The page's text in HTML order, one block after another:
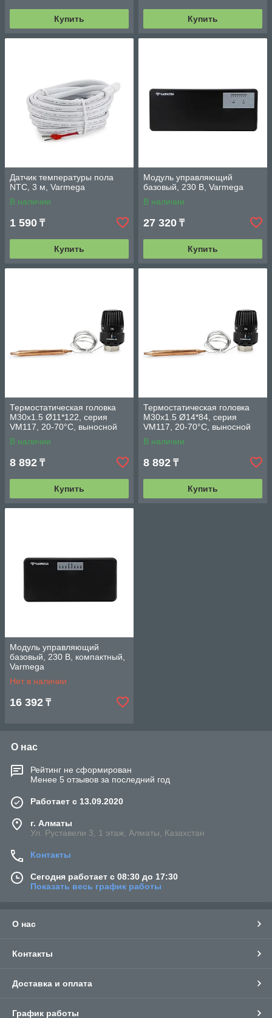
Купить Купить
Датчик температуры пола
NTC, 3 м, Varmega
В наличии
1 590 ₸
Купить
Модуль управляющий
базовый, 230 В, Varmega
В наличии
27 320 ₸
Купить
Термостатическая головка
M30х1.5 Ø11*122, серия
VM117, 20-70°С, выносной
датчик, черная, Varmega
В наличии
8 892 ₸
Купить
Термостатическая головка
M30х1.5 Ø14*84, серия
VM117, 20-70°С, выносной
датчик, черная, Varmega
В наличии
8 892 ₸
Купить
Модуль управляющий
базовый, 230 В, компактный,
Varmega
Нет в наличии
16 392 ₸
О нас
Рейтинг не сформирован
Менее 5 отзывов за последний год
Работает с 13.09.2020
г. Алматы
Ул. Руставели 3, 1 этаж, Алматы, Казахстан
Контакты
Сегодня работает с 08:30 до 17:30
Показать весь график работы
О нас
Контакты
Доставка и оплата
График работы